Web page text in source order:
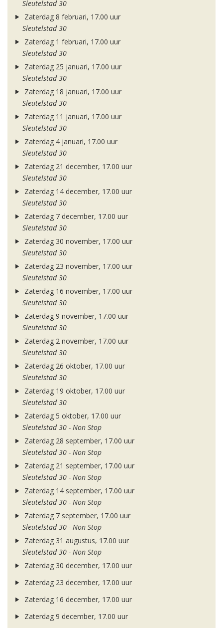
Sleutelstad 30
Zaterdag 8 februari, 17.00 uur
Sleutelstad 30
Zaterdag 1 februari, 17.00 uur
Sleutelstad 30
Zaterdag 25 januari, 17.00 uur
Sleutelstad 30
Zaterdag 18 januari, 17.00 uur
Sleutelstad 30
Zaterdag 11 januari, 17.00 uur
Sleutelstad 30
Zaterdag 4 januari, 17.00 uur
Sleutelstad 30
Zaterdag 21 december, 17.00 uur
Sleutelstad 30
Zaterdag 14 december, 17.00 uur
Sleutelstad 30
Zaterdag 7 december, 17.00 uur
Sleutelstad 30
Zaterdag 30 november, 17.00 uur
Sleutelstad 30
Zaterdag 23 november, 17.00 uur
Sleutelstad 30
Zaterdag 16 november, 17.00 uur
Sleutelstad 30
Zaterdag 9 november, 17.00 uur
Sleutelstad 30
Zaterdag 2 november, 17.00 uur
Sleutelstad 30
Zaterdag 26 oktober, 17.00 uur
Sleutelstad 30
Zaterdag 19 oktober, 17.00 uur
Sleutelstad 30
Zaterdag 5 oktober, 17.00 uur
Sleutelstad 30 - Non Stop
Zaterdag 28 september, 17.00 uur
Sleutelstad 30 - Non Stop
Zaterdag 21 september, 17.00 uur
Sleutelstad 30 - Non Stop
Zaterdag 14 september, 17.00 uur
Sleutelstad 30 - Non Stop
Zaterdag 7 september, 17.00 uur
Sleutelstad 30 - Non Stop
Zaterdag 31 augustus, 17.00 uur
Sleutelstad 30 - Non Stop
Zaterdag 30 december, 17.00 uur
Zaterdag 23 december, 17.00 uur
Zaterdag 16 december, 17.00 uur
Zaterdag 9 december, 17.00 uur